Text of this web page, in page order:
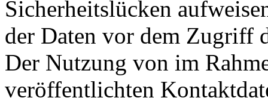
Sicherheitslücken
der Daten vor dem Zugriff
Der Nutzung von im
veröffentlichten